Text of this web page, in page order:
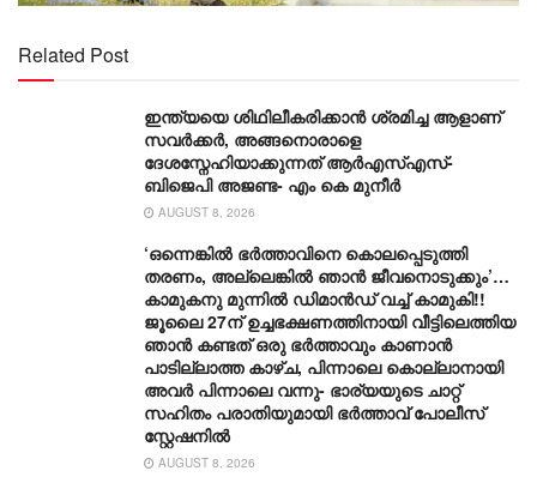
Related Post
ഇന്ത്യയെ ശിഥിലീകരിക്കാൻ ശ്രമിച്ച ആളാണ്
സവർക്കർ, അങ്ങനൊരാളെ
ദേശസ്നേഹിയാക്കുന്നത് ആർഎസ്എസ്-
ബിജെപി അജണ്ട- എം കെ മുനീര്‍
AUGUST 8, 2026
‘ഒന്നെങ്കിൽ ഭർത്താവിനെ കൊലപ്പെടുത്തി
തരണം, അല്ലെങ്കിൽ ഞാൻ ജീവനൊടുക്കും’…
കാമുകനു മുന്നിൽ ഡിമാൻഡ് വച്ച് കാമുകി!!
ജൂലൈ 27ന് ഉച്ചഭക്ഷണത്തിനായി വീട്ടിലെത്തിയ
ഞാൻ കണ്ടത് ഒരു ഭർത്താവും കാണാൻ
പാടില്ലാത്ത കാഴ്ച, പിന്നാലെ കൊല്ലാനായി
അവർ പിന്നാലെ വന്നു- ഭാര്യയുടെ ചാറ്റ്
സഹിതം പരാതിയുമായി ഭർത്താവ് പോലീസ്
സ്റ്റേഷനിൽ
AUGUST 8, 2026